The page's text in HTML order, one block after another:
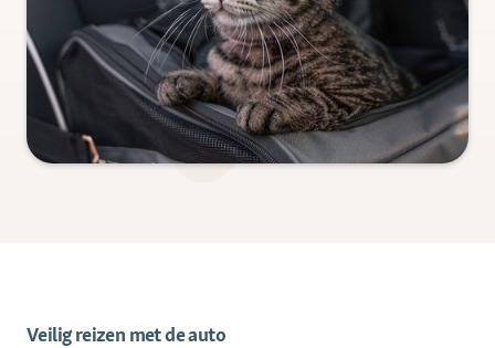
Veilig reizen met de auto